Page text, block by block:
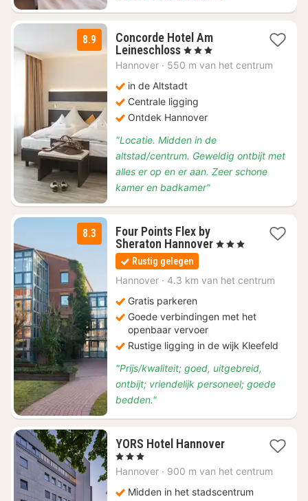
8.9
Concorde Hotel Am
Leineschloss3
nachten
€
103,20
, 3 Sterren
Hannover · 550 m van het centrum
in de Altstadt
Centrale ligging
Ontdek Hannover
"Locatie. Midden in de
altstad/centrum. Geweldig ontbijt met
alles er op en er aan. Zeer schone
kamer en badkamer"
8.3
Four Points Flex by
Sheraton Hannover2
€
, 3 Sterren
Rustig gelegen
Hannover · 4.3 km van het centrum
Gratis parkeren
Goede verbindingen met het
openbaar vervoer
Rustige ligging in de wijk Kleefeld
"Prijs/kwaliteit; goed, uitgebreid,
ontbijt; vriendelijk personeel; goede
bedden."
YORS Hotel Hannover2
vanaf
69
, 3 Sterren
Hannover · 900 m van het centrum
Midden in het stadscentrum